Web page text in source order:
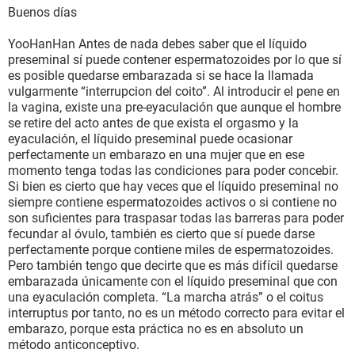
Buenos días
YooHanHan Antes de nada debes saber que el líquido
preseminal sí puede contener espermatozoides por lo que sí
es posible quedarse embarazada si se hace la llamada
vulgarmente “interrupcion del coito”. Al introducir el pene en
la vagina, existe una pre-eyaculación que aunque el hombre
se retire del acto antes de que exista el orgasmo y la
eyaculación, el líquido preseminal puede ocasionar
perfectamente un embarazo en una mujer que en ese
momento tenga todas las condiciones para poder concebir.
Si bien es cierto que hay veces que el líquido preseminal no
siempre contiene espermatozoides activos o si contiene no
son suficientes para traspasar todas las barreras para poder
fecundar al óvulo, también es cierto que sí puede darse
perfectamente porque contiene miles de espermatozoides.
Pero también tengo que decirte que es más difícil quedarse
embarazada únicamente con el líquido preseminal que con
una eyaculación completa. “La marcha atrás” o el coitus
interruptus por tanto, no es un método correcto para evitar el
embarazo, porque esta práctica no es en absoluto un
método anticonceptivo.